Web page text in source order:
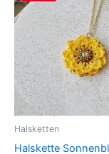
Halsketten
Halskette